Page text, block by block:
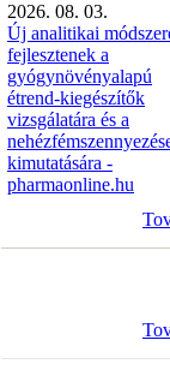
2026. 08. 03.
Új analitikai
fejlesztenek a
gyógynövényalapú
étrend-kiegészítők
vizsgálatára és a
kimutatására -
pharmaonline.hu